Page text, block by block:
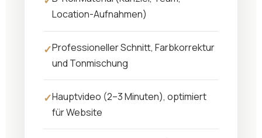
Location-Aufnahmen)
Professioneller Schnitt, Farbkorrektur
und Tonmischung
Hauptvideo (2–3 Minuten), optimiert
für Website